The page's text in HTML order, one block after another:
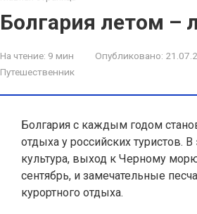
Болгария летом –
На чтение: 9 мин Опубликовано:
Путешественник
Болгария с каждым годом
отдыха у российских туристов.
культура, выход к Черному
сентябрь, и замечательные
курортного отдыха.